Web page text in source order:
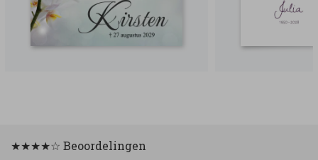
★★★★☆ Beoordelingen